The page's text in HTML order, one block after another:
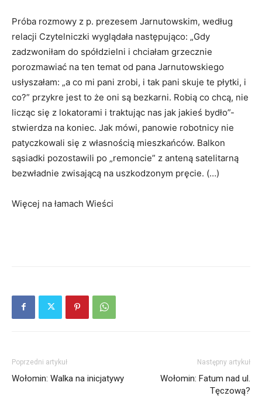
Próba rozmowy z p. prezesem Jarnutowskim, według
relacji Czytelniczki wyglądała następująco: „Gdy
zadzwoniłam do spółdzielni i chciałam grzecznie
porozmawiać na ten temat od pana Jarnutowskiego
usłyszałam: „a co mi pani zrobi, i tak pani skuje te płytki, i
co?” przykre jest to że oni są bezkarni. Robią co chcą, nie
licząc się z lokatorami i traktując nas jak jakieś bydło”-
stwierdza na koniec. Jak mówi, panowie robotnicy nie
patyczkowali się z własnością mieszkańców. Balkon
sąsiadki pozostawili po „remoncie” z anteną satelitarną
bezwładnie zwisającą na uszkodzonym pręcie. (…)
Więcej na łamach Wieści
Poprzedni artykuł
Wołomin: Walka na inicjatywy
Następny artykuł
Wołomin: Fatum nad ul.
Tęczową?